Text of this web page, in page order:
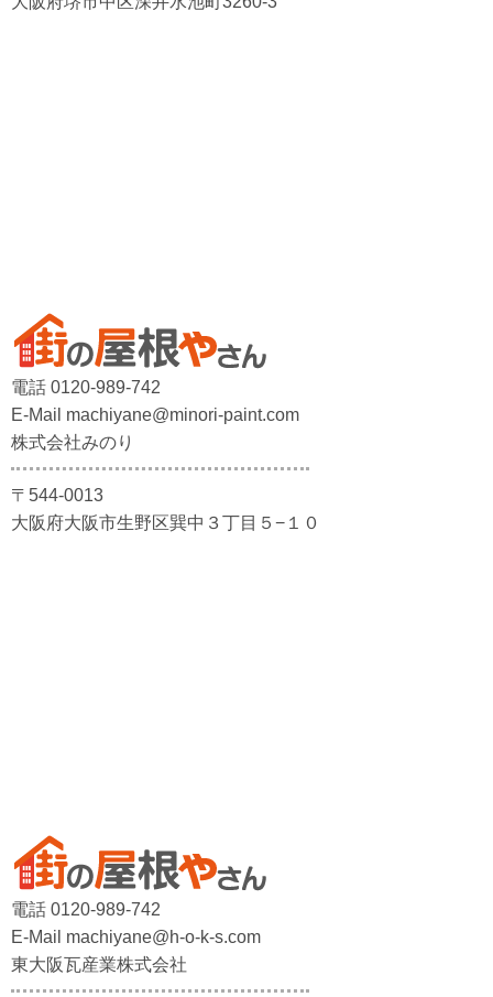
電話 0120-989-742
E-Mail machiyane@minori-paint.com
株式会社みのり
〒544-0013
大阪府大阪市生野区巽中３丁目５−１０
電話 0120-989-742
E-Mail machiyane@h-o-k-s.com
東大阪瓦産業株式会社